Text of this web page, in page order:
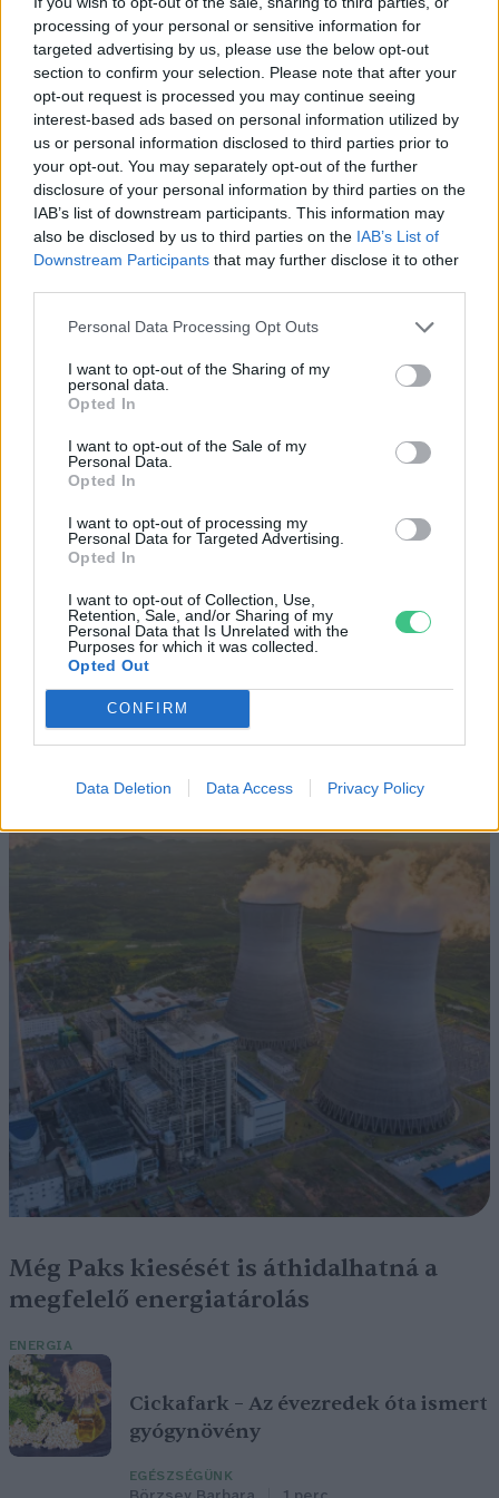
processing of your personal or sensitive information for
targeted advertising by us, please use the below opt-out
section to confirm your selection. Please note that after your
opt-out request is processed you may continue seeing
interest-based ads based on personal information utilized by
us or personal information disclosed to third parties prior to
your opt-out. You may separately opt-out of the further
disclosure of your personal information by third parties on the
IAB’s list of downstream participants. This information may
also be disclosed by us to third parties on the IAB’s List of
Downstream Participants that may further disclose it to other
Personal Data Processing Opt Outs
I want to opt-out of the Sharing of my
personal data.
Opted In
I want to opt-out of the Sale of my
Personal Data.
Opted In
I want to opt-out of processing my
Personal Data for Targeted Advertising.
Opted In
I want to opt-out of Collection, Use,
Retention, Sale, and/or Sharing of my
Personal Data that Is Unrelated with the
Purposes for which it was collected.
Opted Out
CONFIRM
Data Deletion Data Access Privacy Policy
SZEMLE
Négy éven belül valósággá válhatnak az
elektromos repülőjáratok Európában
Történelmi aszály sújtja Nagy-
Britanniát is
Elképesztő felvétel mutatja meg,
mekkora a különbség az áradó és a
kiszáradó Duna között
ÉLŐ BOLYGÓNK
Még Paks kiesését is áthidalhatná a
megfelelő energiatárolás
ENERGIA
Cickafark – Az évezredek óta ismert
gyógynövény
EGÉSZSÉGÜNK